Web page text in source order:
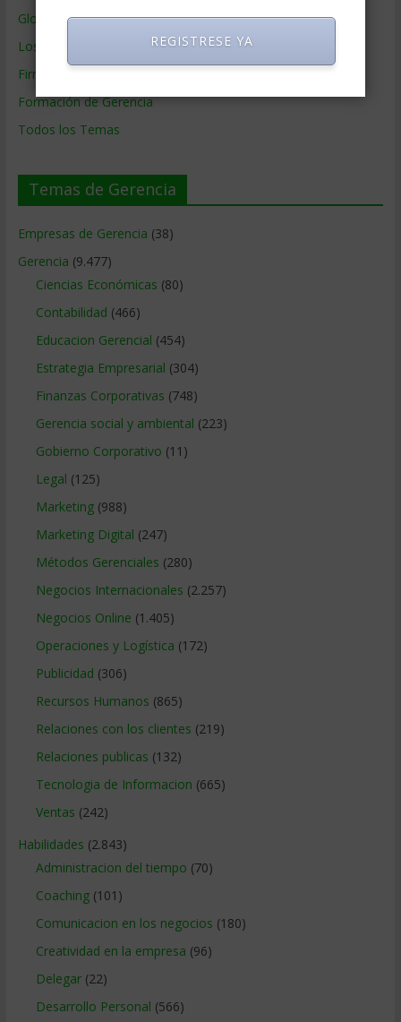
Glosario Inglés – Español
Los mejores MBA
Firmas de Gerencia
Formación de Gerencia
Todos los Temas
Temas de Gerencia
Empresas de Gerencia (38)
Gerencia (9.477)
Ciencias Económicas (80)
Contabilidad (466)
Educacion Gerencial (454)
Estrategia Empresarial (304)
Finanzas Corporativas (748)
Gerencia social y ambiental (223)
Gobierno Corporativo (11)
Legal (125)
Marketing(988)
Marketing Digital (247)
Métodos Gerenciales (280)
Negocios Internacionales (2.257)
Negocios Online (1.405)
Operaciones y Logística (172)
Publicidad (306)
Recursos Humanos (865)
Relaciones con los clientes (219)
Relaciones publicas (132)
Tecnologia de Informacion (665)
Ventas (242)
Habilidades (2.843)
Administracion del tiempo (70)
Coaching(101)
Comunicacion en los negocios (180)
Creatividad en la empresa (96)
Delegar(22)
Desarrollo Personal (566)
REGISTRESE YA